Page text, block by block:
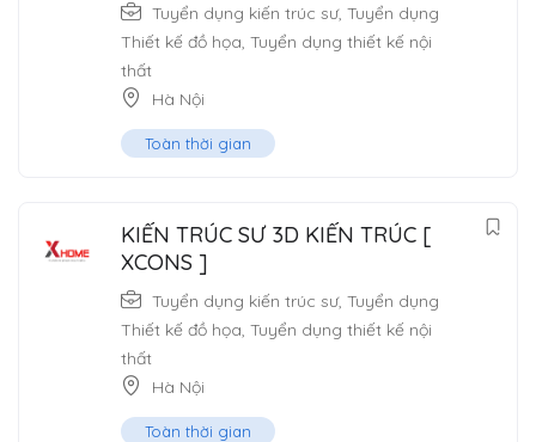
Tuyển dụng kiến trúc sư, Tuyển dụng
Thiết kế đồ họa, Tuyển dụng thiết kế nội
thất
Hà Nội
Toàn thời gian
KIẾN TRÚC SƯ 3D KIẾN TRÚC [
XCONS ]
Tuyển dụng kiến trúc sư, Tuyển dụng
Thiết kế đồ họa, Tuyển dụng thiết kế nội
thất
Hà Nội
Toàn thời gian